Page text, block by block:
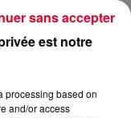
HUBERT
est notre
processing based on
and/or access
sans accepter